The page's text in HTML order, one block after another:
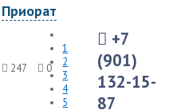
Приорат
247 0
1
2
3
4
5
+7
(901)
132-15-
87